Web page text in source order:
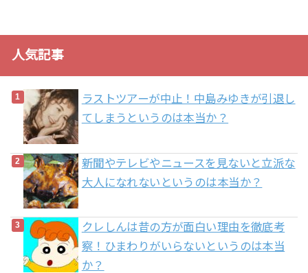
人気記事
ラストツアーが中止！中島みゆきが引退し
てしまうというのは本当か？
新聞やテレビやニュースを見ないと立派な
大人になれないというのは本当か？
クレしんは昔の方が面白い理由を徹底考
察！ひまわりがいらないというのは本当
か？